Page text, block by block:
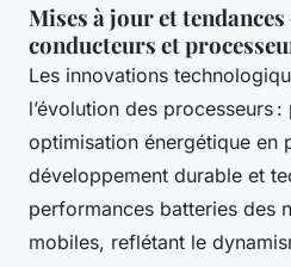
Mises à jour et
conducteurs et
Les innovations
l’évolution des processeurs
optimisation énergétique en
développement durable et
performances batteries des
mobiles, reflétant le